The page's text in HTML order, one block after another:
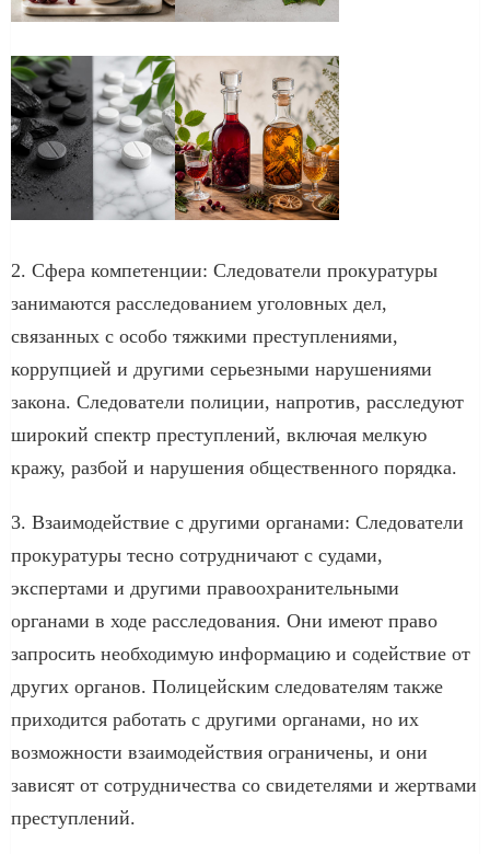
2. Сфера компетенции: Следователи прокуратуры
занимаются расследованием уголовных дел,
связанных с особо тяжкими преступлениями,
коррупцией и другими серьезными нарушениями
закона. Следователи полиции, напротив, расследуют
широкий спектр преступлений, включая мелкую
кражу, разбой и нарушения общественного порядка.
3. Взаимодействие с другими органами: Следователи
прокуратуры тесно сотрудничают с судами,
экспертами и другими правоохранительными
органами в ходе расследования. Они имеют право
запросить необходимую информацию и содействие от
других органов. Полицейским следователям также
приходится работать с другими органами, но их
возможности взаимодействия ограничены, и они
зависят от сотрудничества со свидетелями и жертвами
преступлений.